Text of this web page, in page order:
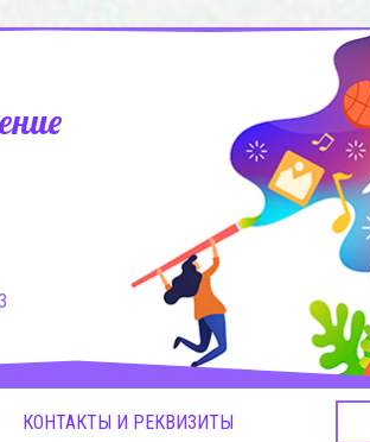
КОНТАКТЫ И РЕКВИЗИТЫ